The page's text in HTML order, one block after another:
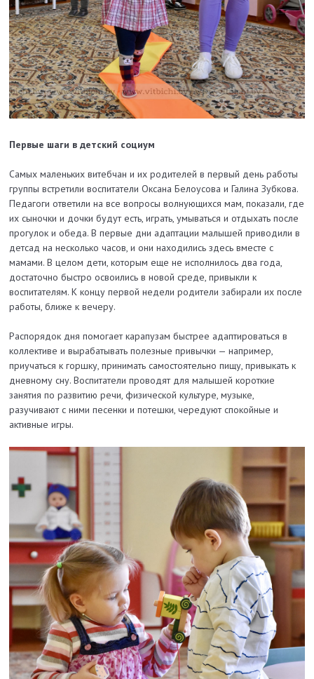
Первые шаги в детский социум
Самых маленьких витебчан и их родителей в первый день работы
группы встретили воспитатели Оксана Белоусова и Галина Зубкова.
Педагоги ответили на все вопросы волнующихся мам, показали, где
их сыночки и дочки будут есть, играть, умываться и отдыхать после
прогулок и обеда. В первые дни адаптации малышей приводили в
детсад на несколько часов, и они находились здесь вместе с
мамами. В целом дети, которым еще не исполнилось два года,
достаточно быстро освоились в новой среде, привыкли к
воспитателям. К концу первой недели родители забирали их после
работы, ближе к вечеру.
Распорядок дня помогает карапузам быстрее адаптироваться в
коллективе и вырабатывать полезные привычки — например,
приучаться к горшку, принимать самостоятельно пищу, привыкать к
дневному сну. Воспитатели проводят для малышей короткие
занятия по развитию речи, физической культуре, музыке,
разучивают с ними песенки и потешки, чередуют спокойные и
активные игры.